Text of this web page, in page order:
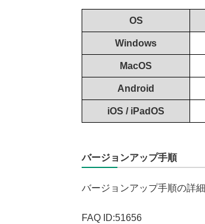
OS
Windows
MacOS
Android
iOS / iPadOS
バージョンアップ手順
バージョンアップ手順の詳
FAQ ID:51656